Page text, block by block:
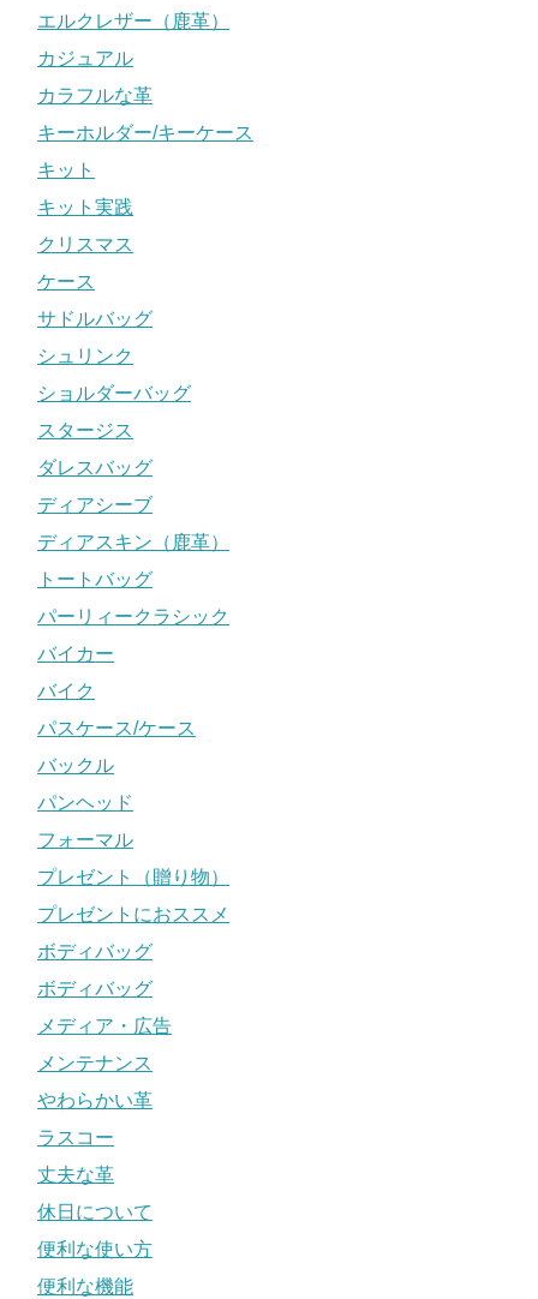
エルクレザー（鹿革）
カジュアル
カラフルな革
キーホルダー/キーケース
キット
キット実践
クリスマス
ケース
サドルバッグ
シュリンク
ショルダーバッグ
スタージス
ダレスバッグ
ディアシーブ
ディアスキン（鹿革）
トートバッグ
パーリィークラシック
バイカー
バイク
パスケース/ケース
バックル
パンヘッド
フォーマル
プレゼント（贈り物）
プレゼントにおススメ
ボディバッグ
ボディバッグ
メディア・広告
メンテナンス
やわらかい革
ラスコー
丈夫な革
休日について
便利な使い方
便利な機能